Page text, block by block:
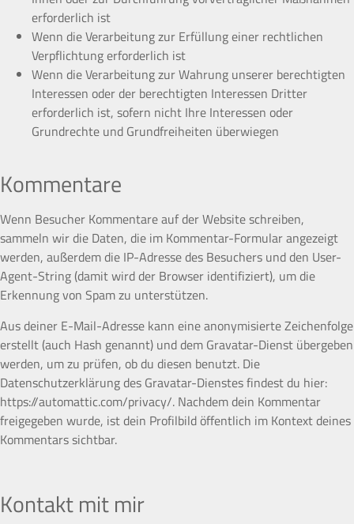
erforderlich ist
Wenn die Verarbeitung zur Erfüllung einer rechtlichen
Verpflichtung erforderlich ist
Wenn die Verarbeitung zur Wahrung unserer berechtigten
Interessen oder der berechtigten Interessen Dritter
erforderlich ist, sofern nicht Ihre Interessen oder
Grundrechte und Grundfreiheiten überwiegen
Kommentare
Wenn Besucher Kommentare auf der Website schreiben,
sammeln wir die Daten, die im Kommentar-Formular angezeigt
werden, außerdem die IP-Adresse des Besuchers und den User-
Agent-String (damit wird der Browser identifiziert), um die
Erkennung von Spam zu unterstützen.
Aus deiner E-Mail-Adresse kann eine anonymisierte Zeichenfolge
erstellt (auch Hash genannt) und dem Gravatar-Dienst übergeben
werden, um zu prüfen, ob du diesen benutzt. Die
Datenschutzerklärung des Gravatar-Dienstes findest du hier:
https://automattic.com/privacy/. Nachdem dein Kommentar
freigegeben wurde, ist dein Profilbild öffentlich im Kontext deines
Kommentars sichtbar.
Kontakt mit mir